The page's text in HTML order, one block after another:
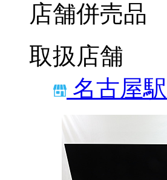
店舗併売品
取扱店舗
名古屋